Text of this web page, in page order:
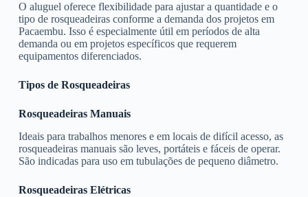
O aluguel oferece flexibilidade para ajustar a quantidade e o
tipo de rosqueadeiras conforme a demanda dos projetos em
Pacaembu. Isso é especialmente útil em períodos de alta
demanda ou em projetos específicos que requerem
equipamentos diferenciados.
Tipos de Rosqueadeiras
Rosqueadeiras Manuais
Ideais para trabalhos menores e em locais de difícil acesso, as
rosqueadeiras manuais são leves, portáteis e fáceis de operar.
São indicadas para uso em tubulações de pequeno diâmetro.
Rosqueadeiras Elétricas